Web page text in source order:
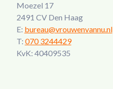
Moezel 17
2491 CV Den Haag
E: bureau@vrouwenvannu.nl
T: 070 3244429
KvK: 40409535